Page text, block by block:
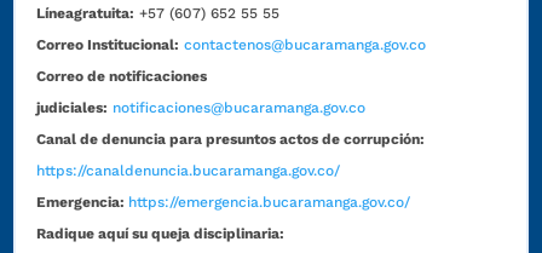
Líneagratuita: +57 (607) 652 55 55
Correo Institucional: contactenos@bucaramanga.gov.co
Correo de notificaciones
judiciales: notificaciones@bucaramanga.gov.co
Canal de denuncia para presuntos actos de corrupción:
https://canaldenuncia.bucaramanga.gov.co/
Emergencia: https://emergencia.bucaramanga.gov.co/
Radique aquí su queja disciplinaria: